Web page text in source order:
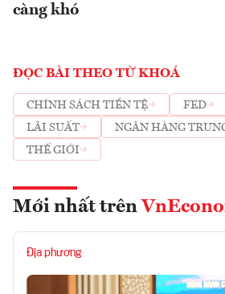
càng khó
ĐỌC BÀI THEO TỪ KHOÁ
CHÍNH SÁCH TIỀN TỆ FED
LÃI SUẤT
NGÂN HÀNG
THẾ GIỚI
Mới nhất trên
Địa phương